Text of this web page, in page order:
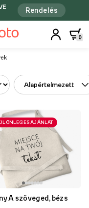
Rendelés
0
AJÁNLAT
A szöveged, bézs